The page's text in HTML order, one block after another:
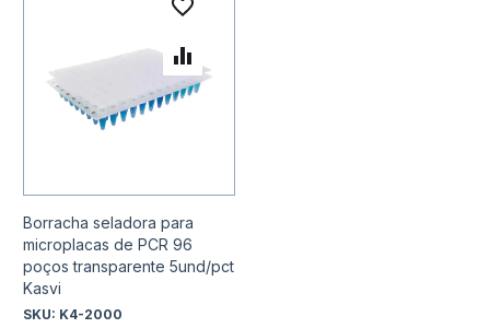
Borracha seladora para
microplacas de PCR 96
poços transparente 5und/pct
Kasvi
SKU: K4-2000
Adicionar à lista de
Adicionar para Comparar